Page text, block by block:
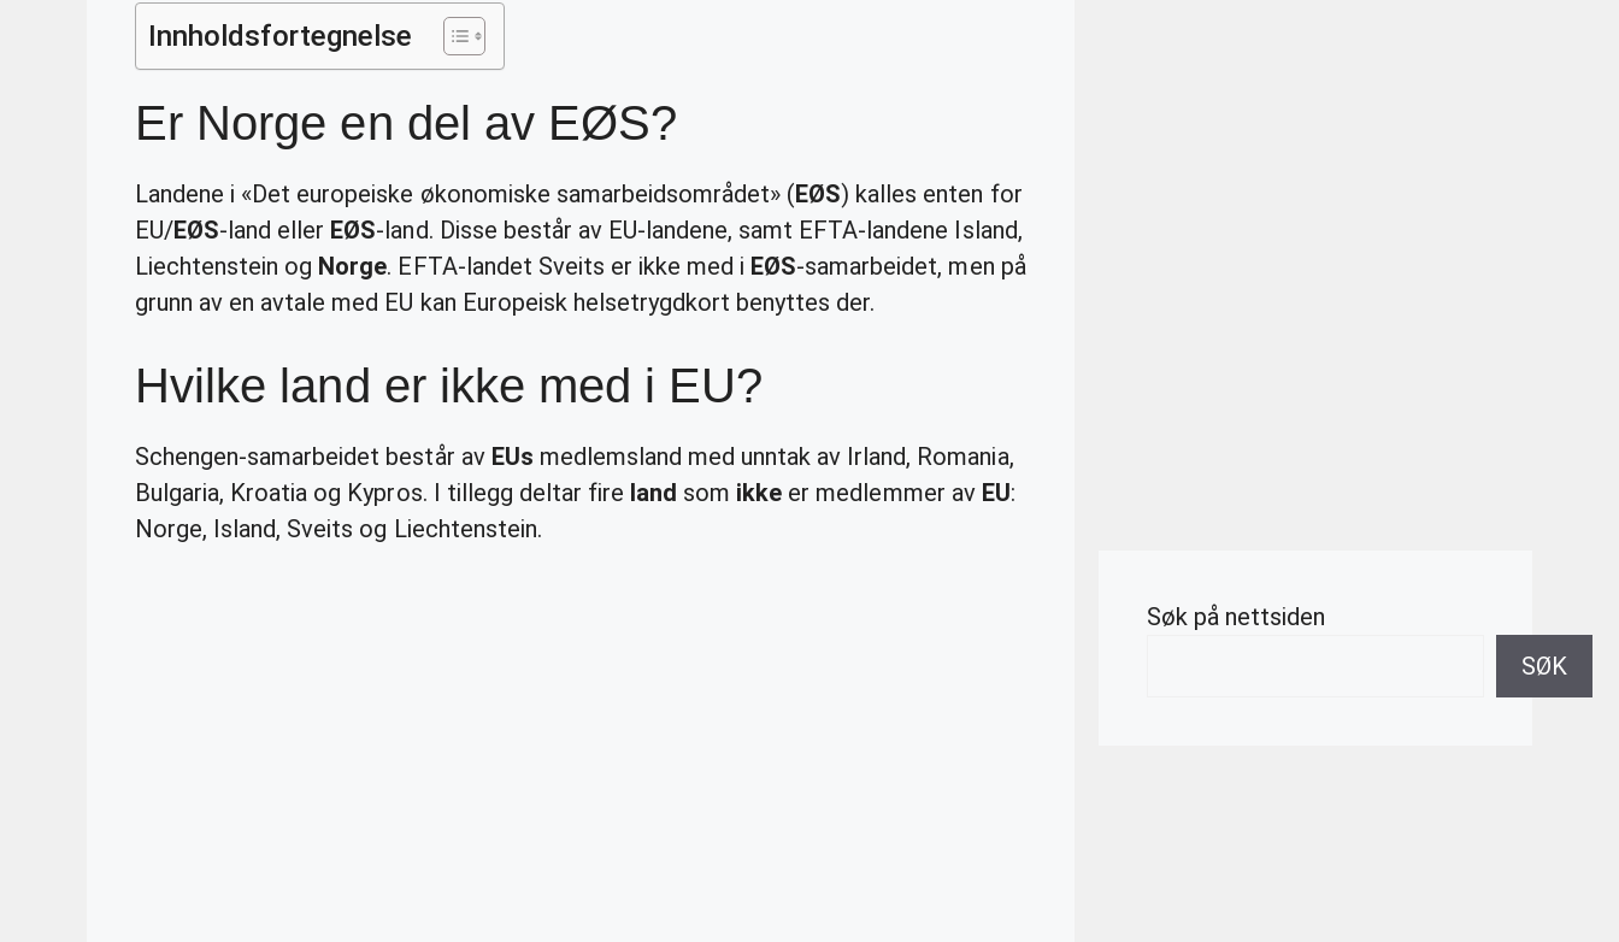
Innholdsfortegnelse
Er Norge en del av EØS?
Landene i «Det europeiske økonomiske samarbeidsområdet» (EØS) kalles enten for
EU/EØS-land eller EØS-land. Disse består av EU-landene, samt EFTA-landene Island,
Liechtenstein og Norge. EFTA-landet Sveits er ikke med i EØS-samarbeidet, men på
grunn av en avtale med EU kan Europeisk helsetrygdkort benyttes der.
Hvilke land er ikke med i EU?
Schengen-samarbeidet består av EUs medlemsland med unntak av Irland, Romania,
Bulgaria, Kroatia og Kypros. I tillegg deltar fire land som ikke er medlemmer av EU:
Norge, Island, Sveits og Liechtenstein.
Søk på nettsiden
SØK